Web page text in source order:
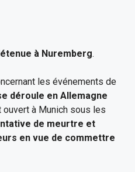
à Nuremberg.
les événements de
déroule en Allemagne
ouvert à Munich sous les
de meurtre et
en vue de commettre